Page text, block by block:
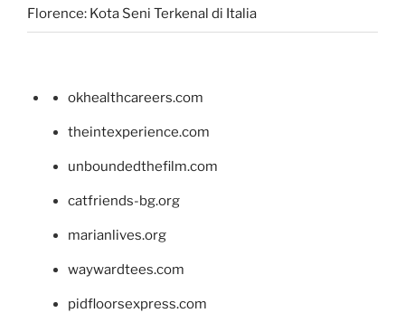
Florence: Kota Seni Terkenal di Italia
okhealthcareers.com
theintexperience.com
unboundedthefilm.com
catfriends-bg.org
marianlives.org
waywardtees.com
pidfloorsexpress.com